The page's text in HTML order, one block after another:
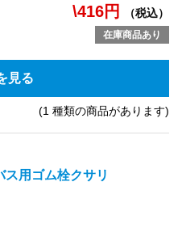
\416円 （税込）
在庫商品あり
見る
(1 種類の商品があります)
ス用ゴム栓クサリ